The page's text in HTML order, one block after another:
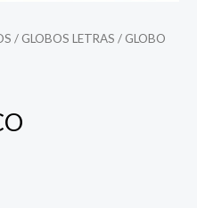
/ GLOBOS LETRAS / GLOBO